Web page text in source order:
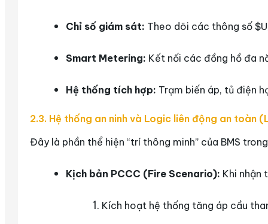
Chỉ số giám sát: Theo dõi các thông số
Smart Metering: Kết nối các đồng hồ đa
Hệ thống tích hợp: Trạm biến áp, tủ điện
2.3. Hệ thống an ninh và Logic liên động an toàn
Đây là phần thể hiện “trí thông minh” của BMS
Kịch bản PCCC (Fire Scenario): Khi nhận
Kích hoạt hệ thống tăng áp cầu